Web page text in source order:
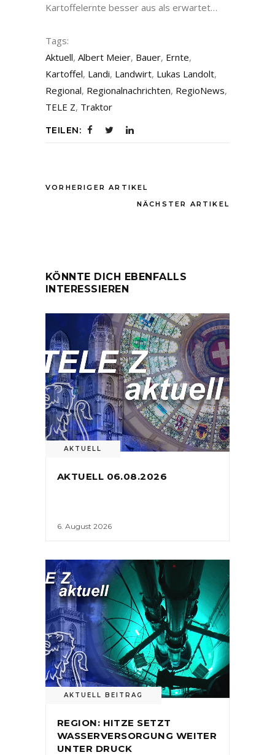
Kartoffelernte besser aus als erwartet…
Tags:
Aktuell, Albert Meier, Bauer, Ernte,
Kartoffel, Landi, Landwirt, Lukas Landolt,
Regional, Regionalnachrichten, RegioNews,
TELE Z, Traktor
TEILEN:
VORHERIGER ARTIKEL
NÄCHSTER ARTIKEL
KÖNNTE DICH EBENFALLS
INTERESSIEREN
AKTUELL
AKTUELL 06.08.2026
6. August 2026
AKTUELL BEITRAG
REGION: HITZE SETZT
WASSERVERSORGUNG WEITER
UNTER DRUCK